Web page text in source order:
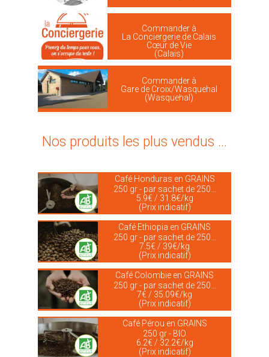
Commander à
La Conciergerie de Calais
Cœur de Vie
(Calais)
Commander à
Gare de Croix/Wasquehal
(Wasquehal)
Nos produits les plus vendus ...
Café Honduras en GRAINS
250 gr - par sachet de 250...
5.9€ / 31.8€/kg
(Prix indicatif)
Café Ethiopia en GRAINS
250 gr - par sachet de 250...
7.5€ / 39€/kg
(Prix indicatif)
Café Colombie en GRAINS
250 gr - par sachet de 250...
7€ / 35.09€/kg
(Prix indicatif)
Café Pérou en GRAINS
250 gr - BIO
6.2€ / 32.2€/kg
(Prix indicatif)